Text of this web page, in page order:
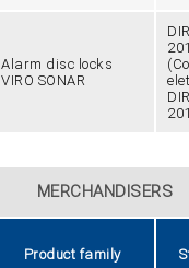
Alarm disc locks
VIRO SONAR
MERCHANDISERS
Product family